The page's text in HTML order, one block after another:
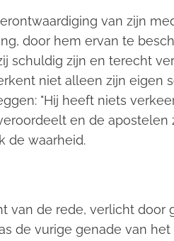
van zijn
door hem ervan te
schuldig zijn en terecht
niet alleen zijn eigen
"Hij heeft niets
en de apostelen
de waarheid.
van de rede, verlicht door
de vurige genade van het